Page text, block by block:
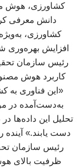
کشاورزی، هوش
دانش معرفی
کشاورزی،
افزایش بهره‌وری
رئیس سازمان
کاربرد هوش
«این فناوری به
به‌دست‌آمده در
تحلیل این داده‌ها
دست یابند.»
رئیس سازمان
ظرفیت بالای